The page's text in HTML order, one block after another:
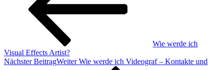
Wie werde ich
Visual Effects Artist?
Nächster BeitragWeiter Wie werde ich Videograf – Kontakte und